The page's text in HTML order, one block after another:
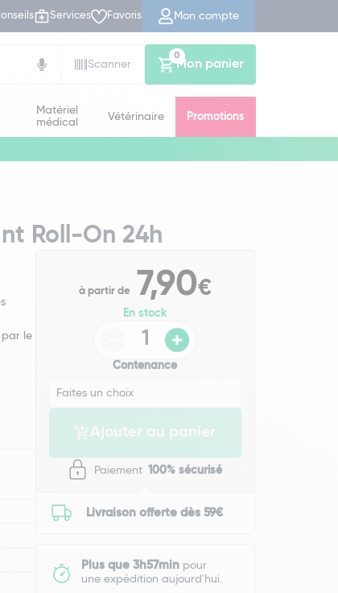
Services Favoris Mon compte
Scanner
Mon panier
0
Matériel
médical
Vétérinaire Promotions
Roll-On 24h
par le
à partir de 7,90€
En stock
Contenance
Ajouter au panier
Paiement 100% sécurisé
Livraison offerte dès 59€
Plus que 3h57minpour
une expédition aujourd'hui.